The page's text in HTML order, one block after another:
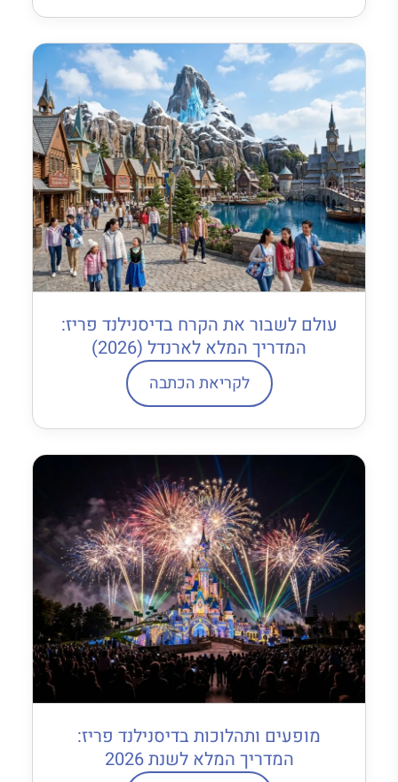
עולם לשבור את הקרח בדיסנילנד פריז:
המדריך המלא לארנדל (2026)
לקריאת הכתבה
מופעים ותהלוכות בדיסנילנד פריז:
המדריך המלא לשנת 2026